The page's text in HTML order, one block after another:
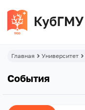
Главная Университет
События